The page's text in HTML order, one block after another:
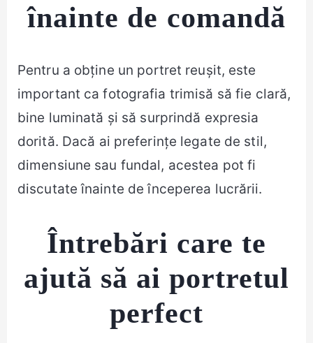
înainte de comandă
Pentru a obține un portret reușit, este
important ca fotografia trimisă să fie clară,
bine luminată și să surprindă expresia
dorită. Dacă ai preferințe legate de stil,
dimensiune sau fundal, acestea pot fi
discutate înainte de începerea lucrării.
Întrebări care te
ajută să ai portretul
perfect